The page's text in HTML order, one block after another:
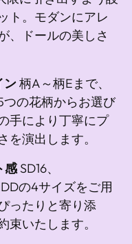
ト。モダンにアレ
、ドールの美しさ
ン柄A～柄Eまで、
の花柄からお選び
手により丁寧にプ
を演出します。
感 SD16、
の4サイズをご用
ったりと寄り添
束いたします。